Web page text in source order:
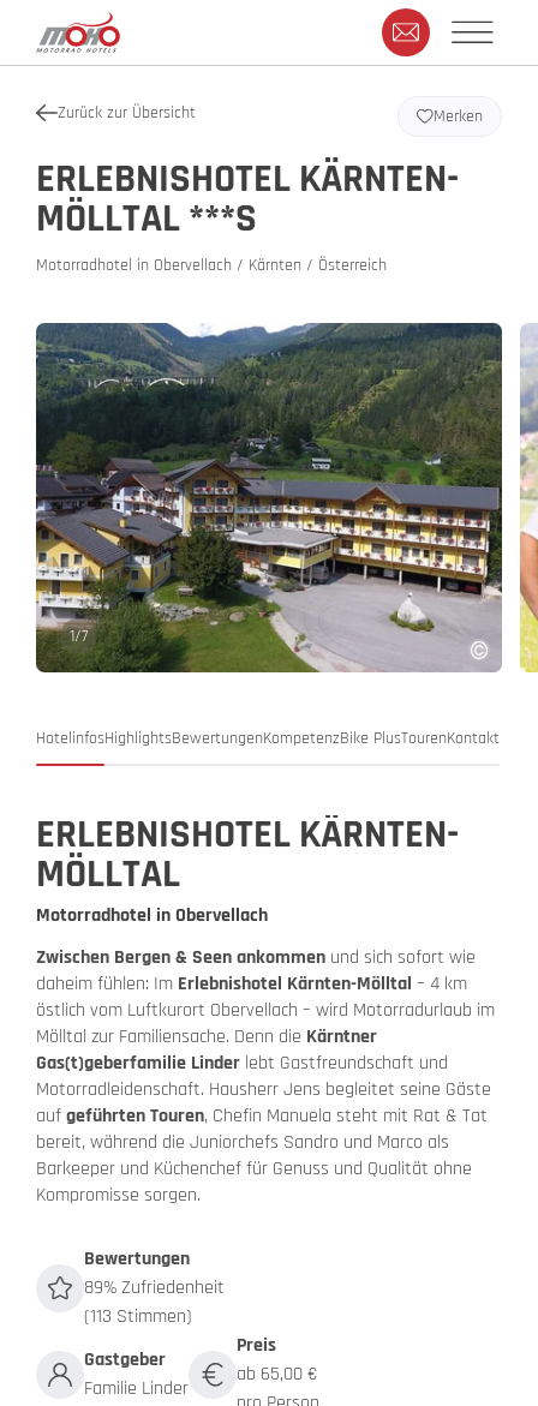
Zurück zur Übersicht
ERLEBNISHOTEL KÄRNTEN-
MÖLLTAL ***S
Motorradhotel in Obervellach / Kärnten / Österreich
Merken
1/7
HotelinfosHighlightsBewertungenKompetenzBike PlusTourenKontakt
ERLEBNISHOTEL KÄRNTEN-
MÖLLTAL
Motorradhotel in Obervellach
Zwischen Bergen & Seen ankommen und sich sofort wie
daheim fühlen: Im Erlebnishotel Kärnten-Mölltal – 4 km
östlich vom Luftkurort Obervellach – wird Motorradurlaub im
Mölltal zur Familiensache. Denn die Kärntner
Gas(t)geberfamilie Linder lebt Gastfreundschaft und
Motorradleidenschaft. Hausherr Jens begleitet seine Gäste
aufgeführten Touren, Chefin Manuela steht mit Rat & Tat
bereit, während die Juniorchefs Sandro und Marco als
Barkeeper und Küchenchef für Genuss und Qualität ohne
Kompromisse sorgen.
Bewertungen
89% Zufriedenheit
(113 Stimmen)
Gastgeber
Familie Linder
Preis
ab 65,00 €